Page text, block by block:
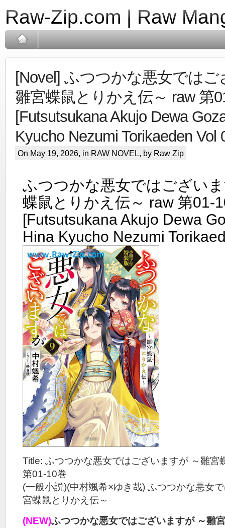
Raw-Zip.com | Raw
[Novel] ふつつかな悪女では
雛宮蝶鼠とりかえ伝～ raw 第
[Futsutsukana Akujo Dewa
Kyucho Nezumi Torikaeden Vol
On May 19, 2026, in RAW NOVEL, by Raw Zip
ふつつかな悪女ではござい
蝶鼠とりかえ伝～ raw 第01-
[Futsutsukana Akujo Dewa
Hina Kyucho Nezumi
Title: ふつつかな悪女ではございますが ～雛宮
第01-10巻
(一般小説)(中村颯希×ゆき哉) ふつつかな悪女
宮蝶鼠とりかえ伝～
(NEW)ふつつかな悪女ではございますが ～雛